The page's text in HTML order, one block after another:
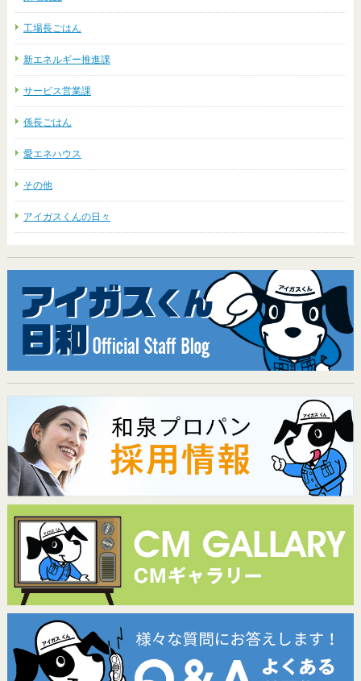
工場長ごはん
新エネルギー推進課
サービス営業課
係長ごはん
愛エネハウス
その他
アイガスくんの日々